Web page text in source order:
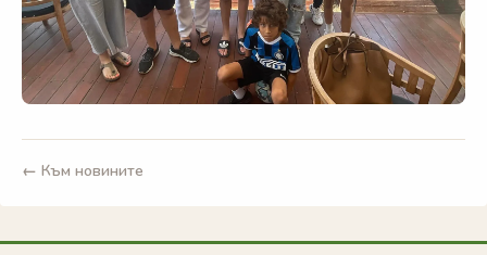
← Към новините